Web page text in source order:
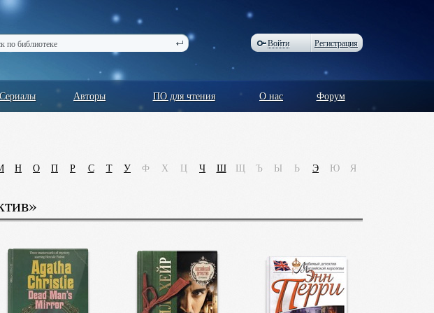
Войти Регистрация
Сериалы Авторы ПО для чтения О нас Форум
Н О П Р С Т У Ф Х Ц Ч Ш Щ Ъ Ы Ь Э Ю Я